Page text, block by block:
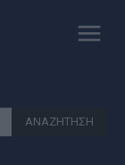
ΑΝΑΖΗΤΗΣΗ